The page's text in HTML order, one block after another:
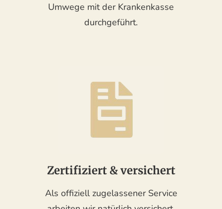
Umwege mit der Krankenkasse
durchgeführt.
Zertifiziert & versichert
Als offiziell zugelassener Service